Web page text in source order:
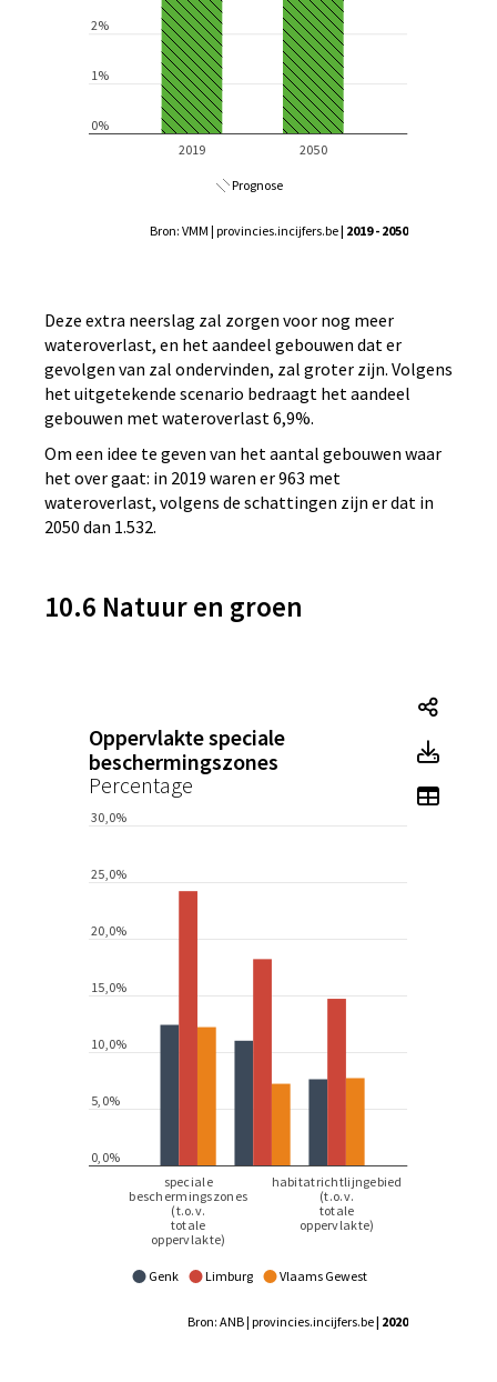
Prognose
Bron: VMM | provincies.incijfers.be| 2019 - 2050
Deze extra neerslag zal zorgen voor nog meer
wateroverlast, en het aandeel gebouwen dat er
gevolgen van zal ondervinden, zal groter zijn. Volgens
het uitgetekende scenario bedraagt het aandeel
gebouwen met wateroverlast 6,9%.
Om een idee te geven van het aantal gebouwen waar
het over gaat: in 2019 waren er 963 met
wateroverlast, volgens de schattingen zijn er dat in
2050 dan 1.532.
10.6 Natuur en groen
Oppervlakte speciale
beschermingszones
Percentage
Genk Limburg Vlaams Gewest
Bron: ANB | provincies.incijfers.be| 2020
Toon